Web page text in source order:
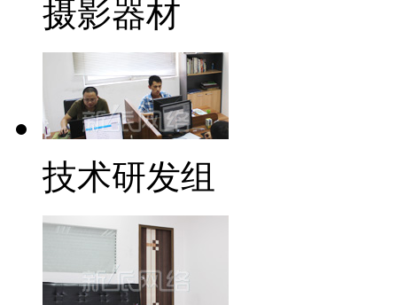
摄影器材
技术研发组